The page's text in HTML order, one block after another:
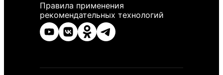
Правила применения
рекомендательных технологий